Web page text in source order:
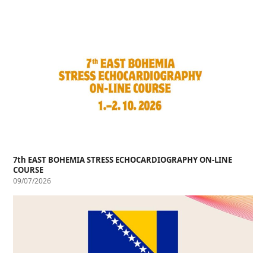
7th EAST BOHEMIA STRESS ECHOCARDIOGRAPHY ON-LINE
COURSE
09/07/2026